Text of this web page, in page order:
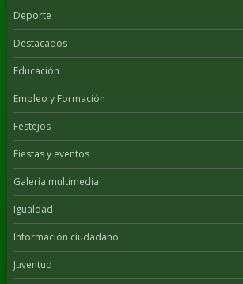
Deporte
Destacados
Educación
Empleo y Formación
Festejos
Fiestas y eventos
Galería multimedia
Igualdad
Información ciudadano
Juventud